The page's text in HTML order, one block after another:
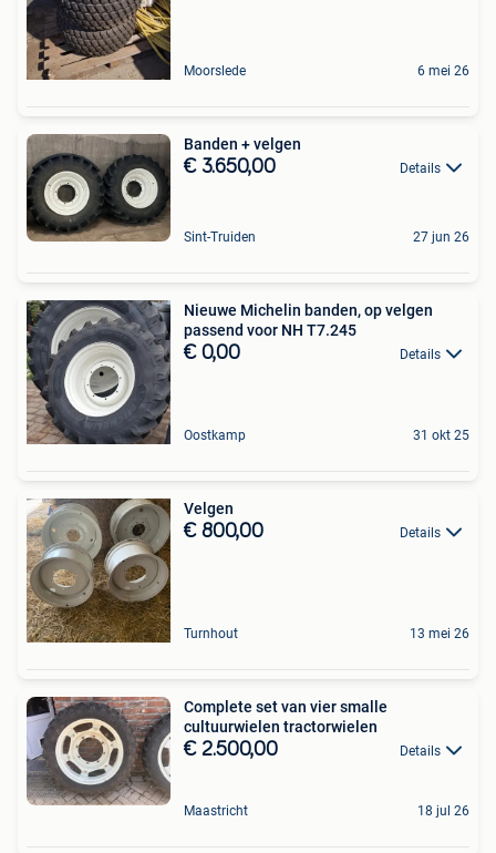
Moorslede 6 mei 26
Banden + velgen
€ 3.650,00 Details
Sint-Truiden 27 jun 26
Nieuwe Michelin banden, op velgen
passend voor NH T7.245
€ 0,00 Details
Oostkamp 31 okt 25
Velgen
€ 800,00 Details
Turnhout 13 mei 26
Complete set van vier smalle
cultuurwielen tractorwielen
€ 2.500,00 Details
Maastricht 18 jul 26